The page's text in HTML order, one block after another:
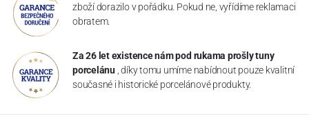
zboží dorazilo v pořádku. Pokud ne, vyřídíme reklamaci
obratem.
Za 26 let existence nám pod rukama prošly tuny
porcelánu , díky tomu umíme nabídnout pouze kvalitní
současné i historické porcelánové produkty.